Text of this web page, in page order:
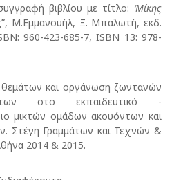
βιβλίου με τίτλο: ‘Mίκης
Μ.Εμμανουήλ, Ξ. Μπαλωτή, εκδ.
960-423-685-7, ISBN 13: 978-
και οργάνωση ζωντανών
στο εκπαιδευτικό -
μικτών ομάδων ακουόντων και
Στέγη Γραμμάτων και Τεχνών &
2014 & 2015.